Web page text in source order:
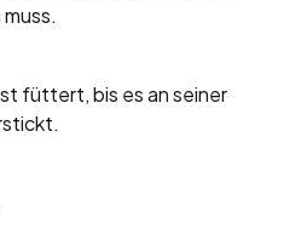
füttert, bis es an seiner